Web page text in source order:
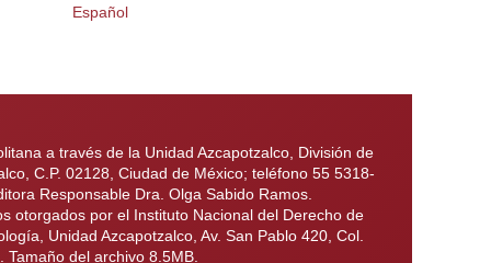
Español
a través de la Unidad Azcapotzalco, División de
C.P. 02128, Ciudad de México; teléfono 55 5318-
Responsable Dra. Olga Sabido Ramos.
otorgados por el Instituto Nacional del Derecho de
Unidad Azcapotzalco, Av. San Pablo 420, Col.
del archivo 8.5MB.